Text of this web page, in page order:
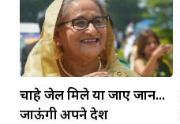
चाहे जेल मिले या जाए जान...
जाऊंगी अपने देश